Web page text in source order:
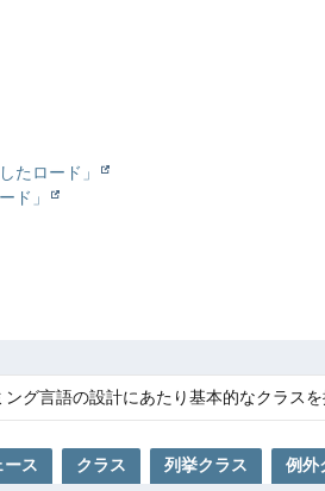
たロード」
ド」
グ言語の設計にあたり基本的なクラスを
ース クラス 列挙クラス 例外